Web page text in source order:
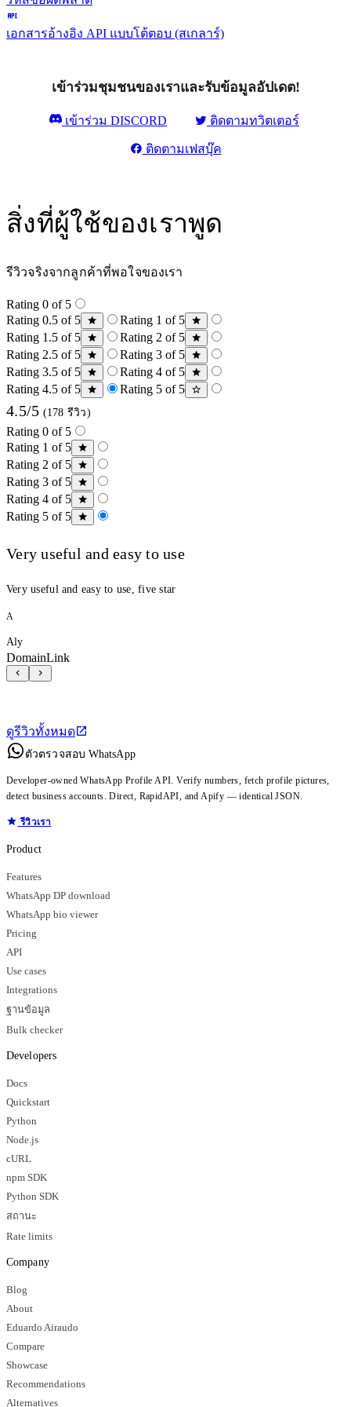
เอกสารอ้างอิง API แบบโต้ตอบ (สเกลาร์)
เข้าร่วมชุมชนของเราและรับข้อมูลอัปเดต!
เข้าร่วม DISCORD ติดตามทวิตเตอร์
ติดตามเฟสบุ๊ค
สิ่งที่ผู้ใช้ของเราพูด
รีวิวจริงจากลูกค้าที่พอใจของเรา
Rating 0 of 5
Rating 0.5 of 5
Rating 1 of 5
Rating 1.5 of 5
Rating 2 of 5
Rating 2.5 of 5
Rating 3 of 5
Rating 3.5 of 5
Rating 4 of 5
Rating 4.5 of 5
Rating 5 of 5
4.5/5 (178 รีวิว)
Rating 0 of 5
Rating 1 of 5
Rating 2 of 5
Rating 3 of 5
Rating 4 of 5
Rating 5 of 5
Very useful and easy to use
Very useful and easy to use, five star
A
Aly
DomainLink
ดูรีวิวทั้งหมด
ตัวตรวจสอบ WhatsApp
Developer-owned WhatsApp Profile API. Verify numbers, fetch profile pictures,
detect business accounts. Direct, RapidAPI, and Apify — identical JSON.
รีวิวเรา
Product
Features
WhatsApp DP download
WhatsApp bio viewer
Pricing
API
Use cases
Integrations
ฐานข้อมูล
Bulk checker
Developers
Docs
Quickstart
Python
Node.js
cURL
npm SDK
Python SDK
สถานะ
Rate limits
Company
Blog
About
Eduardo Airaudo
Compare
Showcase
Recommendations
Alternatives